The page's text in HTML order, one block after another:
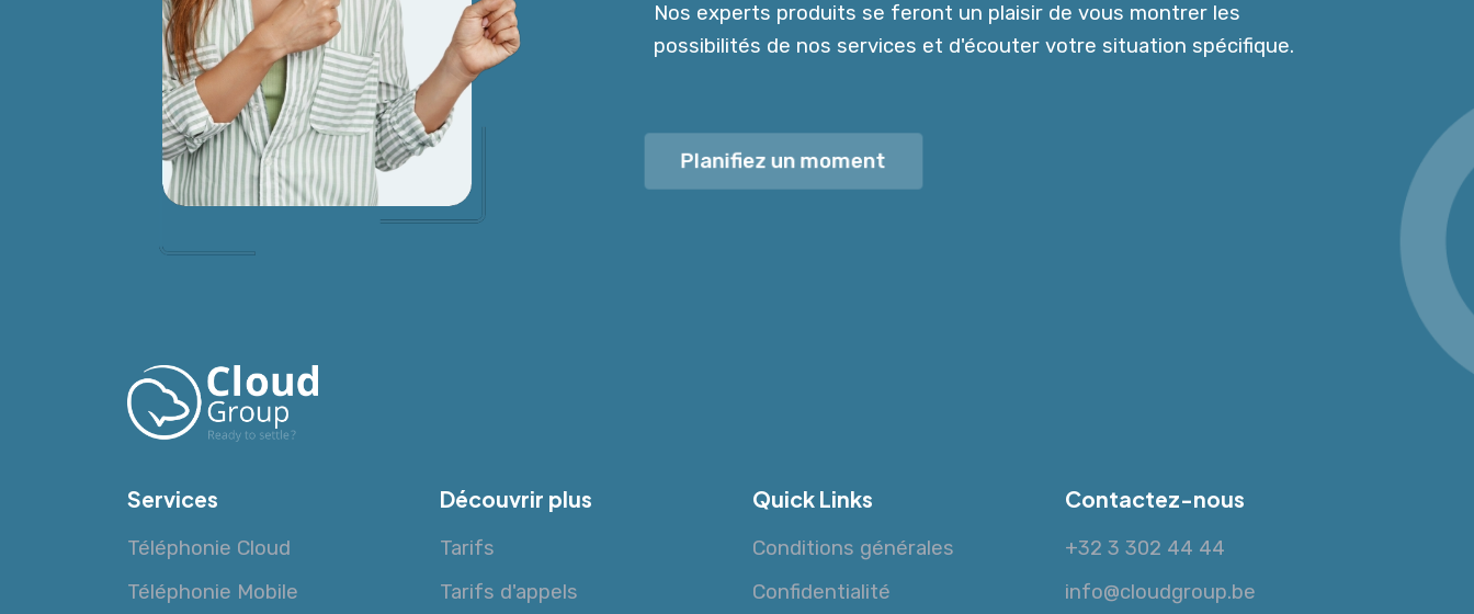
Nos experts produits se feront un plaisir de vous montrer les
possibilités de nos services et d'écouter votre situation spécifique.
Planifiez un moment
Services
Téléphonie Cloud
Téléphonie Mobile
Découvrir plus
Tarifs
Tarifs d'appels
Quick Links
Conditions générales
Confidentialité
Contactez-nous
+32 3 302 44 44
info@cloudgroup.be